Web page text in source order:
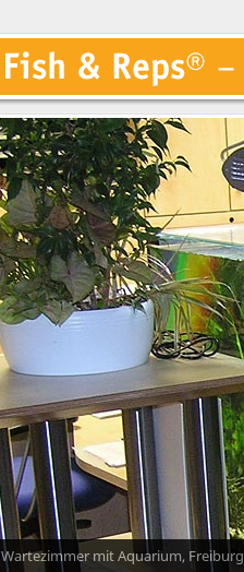
Wartezimmer mit Aquarium, Freiburg